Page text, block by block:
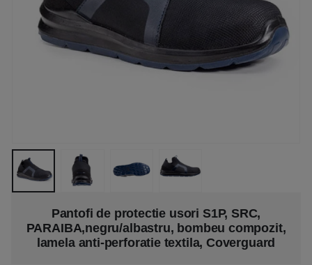
Pantofi de protectie usori S1P, SRC,
PARAIBA,negru/albastru, bombeu compozit,
lamela anti-perforatie textila, Coverguard